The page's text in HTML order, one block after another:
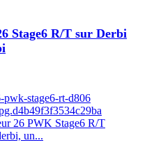
Stage6 R/T sur Derbi
pwk-stage6-rt-d806
26 PWK Stage6 R/T
un...